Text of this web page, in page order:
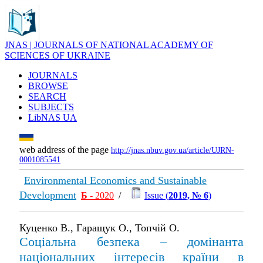
JNAS | JOURNALS OF NATIONAL ACADEMY OF
SCIENCES OF UKRAINE
JOURNALS
BROWSE
SEARCH
SUBJECTS
LibNAS UA
web address of the page http://jnas.nbuv.gov.ua/article/UJRN-
0001085541
Environmental Economics and Sustainable
Development Б - 2020 / Issue (2019, № 6)
Куценко В., Гаращук О., Топчій О.
Соціальна безпека – домінанта
національних інтересів країни в